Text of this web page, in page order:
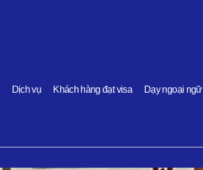
Dịch vụ Khách hàng đạt visa Dạy ngoại ngữ